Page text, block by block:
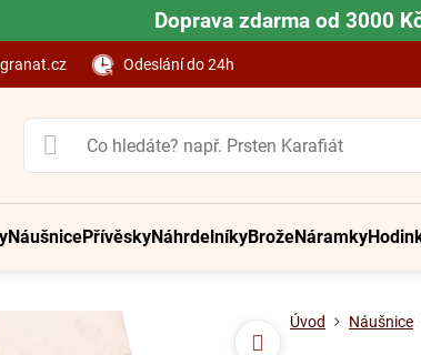
Doprava zdarma od 3000
Odeslání do 24h
NáušnicePřívěskyNáhrdelníkyBrožeNáramky
Úvod Náušnice